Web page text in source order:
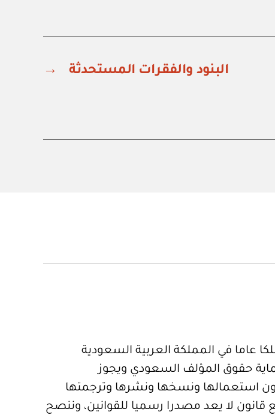
→ البنود والفقرات المستحدثة
عاما في المملكة العربية السعودية
حقوق المؤلف السعودي ويجوز
استعمالها ونسخها ونشرها وترجمتها
قانون لا يعد مصدرا رسميا للقوانين، وننصح